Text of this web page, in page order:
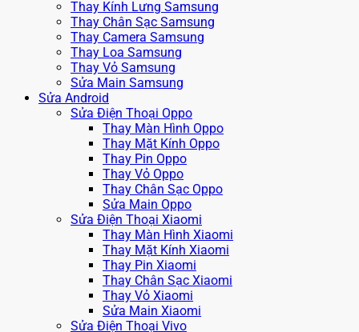
Thay Kính Lưng Samsung
Thay Chân Sạc Samsung
Thay Camera Samsung
Thay Loa Samsung
Thay Vỏ Samsung
Sửa Main Samsung
Sửa Android
Sửa Điện Thoại Oppo
Thay Màn Hình Oppo
Thay Mặt Kính Oppo
Thay Pin Oppo
Thay Vỏ Oppo
Thay Chân Sạc Oppo
Sửa Main Oppo
Sửa Điện Thoại Xiaomi
Thay Màn Hình Xiaomi
Thay Mặt Kính Xiaomi
Thay Pin Xiaomi
Thay Chân Sạc Xiaomi
Thay Vỏ Xiaomi
Sửa Main Xiaomi
Sửa Điện Thoại Vivo